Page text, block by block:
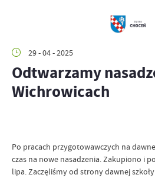
29 - 04 - 2025
Odtwarzamy
Wichrowicach
Po pracach przygotowawczych na
czas na nowe nasadzenia. Zakupiono i
lipa. Zaczęliśmy od strony dawnej